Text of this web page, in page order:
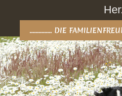
............... DIE